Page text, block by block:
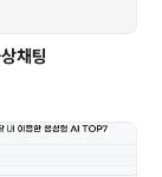
채팅